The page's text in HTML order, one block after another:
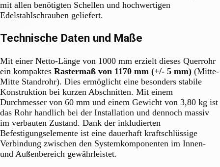
mit allen benötigten Schellen und hochwertigen
Edelstahlschrauben geliefert.
Technische Daten und Maße
Mit einer Netto-Länge von 1000 mm erzielt dieses Querrohr
ein kompaktes Rastermaß von 1170 mm (+/- 5 mm) (Mitte-
Mitte Standrohr). Dies ermöglicht eine besonders stabile
Konstruktion bei kurzen Abschnitten. Mit einem
Durchmesser von 60 mm und einem Gewicht von 3,80 kg ist
das Rohr handlich bei der Installation und dennoch massiv
im verbauten Zustand. Dank der inkludierten
Befestigungselemente ist eine dauerhaft kraftschlüssige
Verbindung zwischen den Systemkomponenten im Innen-
und Außenbereich gewährleistet.